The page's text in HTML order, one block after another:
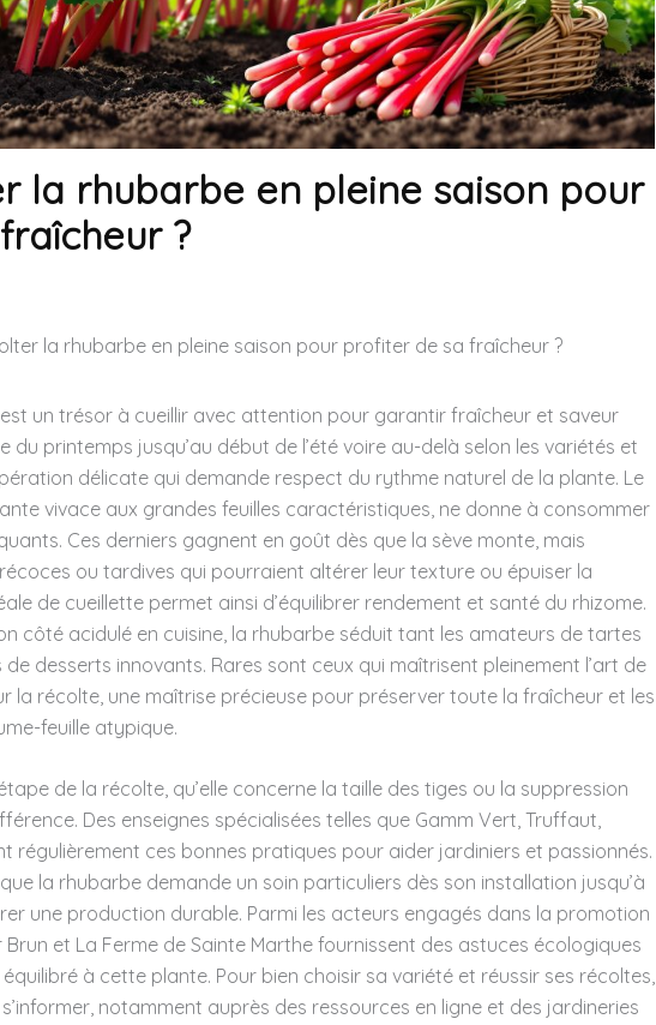
la rhubarbe en pleine saison pour
?
la rhubarbe en pleine saison pour profiter de sa fraîcheur ?
un trésor à cueillir avec attention pour garantir fraîcheur et saveur
du printemps jusqu’au début de l’été voire au-delà selon les variétés et
délicate qui demande respect du rythme naturel de la plante. Le
vivace aux grandes feuilles caractéristiques, ne donne à consommer
Ces derniers gagnent en goût dès que la sève monte, mais
ou tardives qui pourraient altérer leur texture ou épuiser la
de cueillette permet ainsi d’équilibrer rendement et santé du rhizome.
côté acidulé en cuisine, la rhubarbe séduit tant les amateurs de tartes
desserts innovants. Rares sont ceux qui maîtrisent pleinement l’art de
la récolte, une maîtrise précieuse pour préserver toute la fraîcheur et les
feuille atypique.
de la récolte, qu’elle concerne la taille des tiges ou la suppression
Des enseignes spécialisées telles que Gamm Vert, Truffaut,
régulièrement ces bonnes pratiques pour aider jardiniers et passionnés.
la rhubarbe demande un soin particuliers dès son installation jusqu’à
une production durable. Parmi les acteurs engagés dans la promotion
et La Ferme de Sainte Marthe fournissent des astuces écologiques
à cette plante. Pour bien choisir sa variété et réussir ses récoltes,
notamment auprès des ressources en ligne et des jardineries